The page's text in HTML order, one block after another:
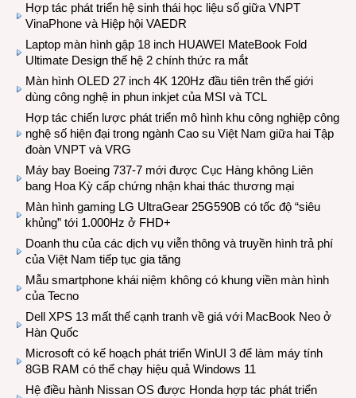
Hợp tác phát triển hệ sinh thái học liệu số giữa VNPT
VinaPhone và Hiệp hội VAEDR
Laptop màn hình gập 18 inch HUAWEI MateBook Fold
Ultimate Design thế hệ 2 chính thức ra mắt
Màn hình OLED 27 inch 4K 120Hz đầu tiên trên thế giới
dùng công nghệ in phun inkjet của MSI và TCL
Hợp tác chiến lược phát triển mô hình khu công nghiệp công
nghệ số hiện đại trong ngành Cao su Việt Nam giữa hai Tập
đoàn VNPT và VRG
Máy bay Boeing 737-7 mới được Cục Hàng không Liên
bang Hoa Kỳ cấp chứng nhận khai thác thương mại
Màn hình gaming LG UltraGear 25G590B có tốc độ “siêu
khủng” tới 1.000Hz ở FHD+
Doanh thu của các dịch vụ viễn thông và truyền hình trả phí
của Việt Nam tiếp tục gia tăng
Mẫu smartphone khái niệm không có khung viền màn hình
của Tecno
Dell XPS 13 mất thế cạnh tranh về giá với MacBook Neo ở
Hàn Quốc
Microsoft có kế hoạch phát triển WinUI 3 để làm máy tính
8GB RAM có thể chạy hiệu quả Windows 11
Hệ điều hành Nissan OS được Honda hợp tác phát triển